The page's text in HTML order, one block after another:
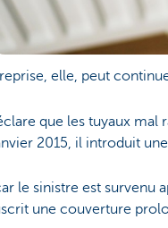
elle, peut
que les tuyaux
2015, il introduit
le sinistre est survenu
une couverture